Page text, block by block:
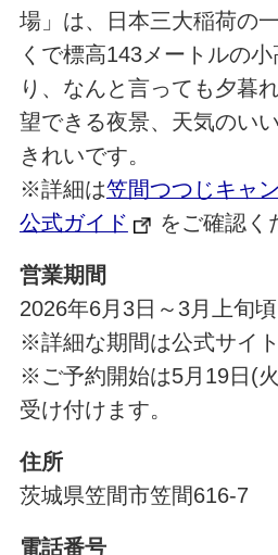
場」は、日本三大稲荷の
くで標高143メートルの
り、なんと言っても夕暮
望できる夜景、天気のい
きれいです。
※詳細は笠間つつじキャ
公式ガイド
をご確認く
営業期間
2026年6月3日～3月上旬
※詳細な期間は公式サイ
※ご予約開始は5月19日(
受け付けます。
住所
茨城県笠間市笠間616-7
電話番号